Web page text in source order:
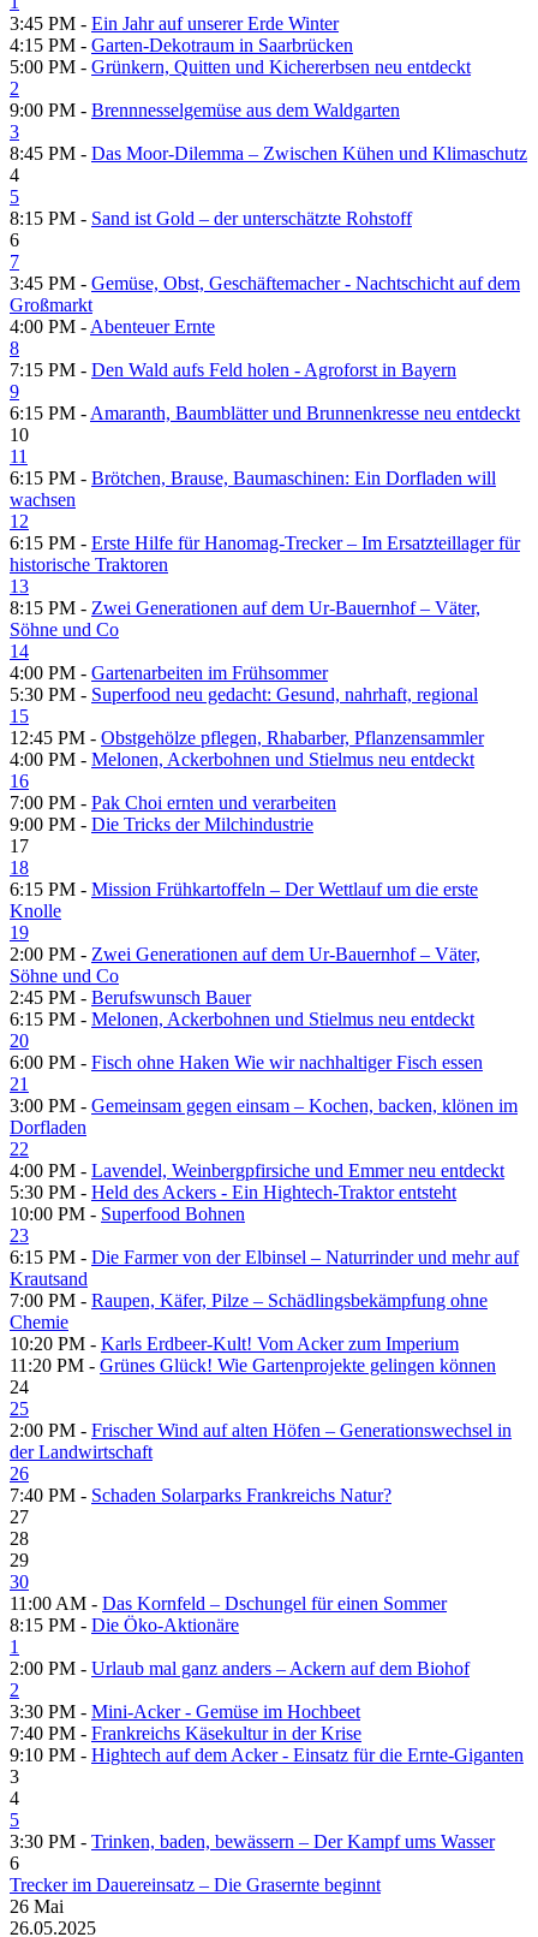
3:45 PM - Ein Jahr auf unserer Erde Winter
4:15 PM - Garten-Dekotraum in Saarbrücken
5:00 PM - Grünkern, Quitten und Kichererbsen neu entdeckt
2
9:00 PM - Brennnesselgemüse aus dem Waldgarten
3
8:45 PM - Das Moor-Dilemma – Zwischen Kühen und Klimaschutz
4
5
8:15 PM - Sand ist Gold – der unterschätzte Rohstoff
6
7
3:45 PM - Gemüse, Obst, Geschäftemacher - Nachtschicht auf dem
Großmarkt
4:00 PM - Abenteuer Ernte
8
7:15 PM - Den Wald aufs Feld holen - Agroforst in Bayern
9
6:15 PM - Amaranth, Baumblätter und Brunnenkresse neu entdeckt
10
11
6:15 PM - Brötchen, Brause, Baumaschinen: Ein Dorfladen will
wachsen
12
6:15 PM - Erste Hilfe für Hanomag-Trecker – Im Ersatzteillager für
historische Traktoren
13
8:15 PM - Zwei Generationen auf dem Ur-Bauernhof – Väter,
Söhne und Co
14
4:00 PM - Gartenarbeiten im Frühsommer
5:30 PM - Superfood neu gedacht: Gesund, nahrhaft, regional
15
12:45 PM - Obstgehölze pflegen, Rhabarber, Pflanzensammler
4:00 PM - Melonen, Ackerbohnen und Stielmus neu entdeckt
16
7:00 PM - Pak Choi ernten und verarbeiten
9:00 PM - Die Tricks der Milchindustrie
17
18
6:15 PM - Mission Frühkartoffeln – Der Wettlauf um die erste
Knolle
19
2:00 PM - Zwei Generationen auf dem Ur-Bauernhof – Väter,
Söhne und Co
2:45 PM - Berufswunsch Bauer
6:15 PM - Melonen, Ackerbohnen und Stielmus neu entdeckt
20
6:00 PM - Fisch ohne Haken Wie wir nachhaltiger Fisch essen
21
3:00 PM - Gemeinsam gegen einsam – Kochen, backen, klönen im
Dorfladen
22
4:00 PM - Lavendel, Weinbergpfirsiche und Emmer neu entdeckt
5:30 PM - Held des Ackers - Ein Hightech-Traktor entsteht
10:00 PM - Superfood Bohnen
23
6:15 PM - Die Farmer von der Elbinsel – Naturrinder und mehr auf
Krautsand
7:00 PM - Raupen, Käfer, Pilze – Schädlingsbekämpfung ohne
Chemie
10:20 PM - Karls Erdbeer-Kult! Vom Acker zum Imperium
11:20 PM - Grünes Glück! Wie Gartenprojekte gelingen können
24
25
2:00 PM - Frischer Wind auf alten Höfen – Generationswechsel in
der Landwirtschaft
26
7:40 PM - Schaden Solarparks Frankreichs Natur?
27
28
29
30
11:00 AM - Das Kornfeld – Dschungel für einen Sommer
8:15 PM - Die Öko-Aktionäre
1
2:00 PM - Urlaub mal ganz anders – Ackern auf dem Biohof
2
3:30 PM - Mini-Acker - Gemüse im Hochbeet
7:40 PM - Frankreichs Käsekultur in der Krise
9:10 PM - Hightech auf dem Acker - Einsatz für die Ernte-Giganten
3
4
5
3:30 PM - Trinken, baden, bewässern – Der Kampf ums Wasser
6
Trecker im Dauereinsatz – Die Grasernte beginnt
26 Mai
26.05.2025